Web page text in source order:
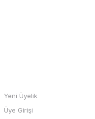
ve odeme kolay ,
Yeni Üyelik
Üye Girişi